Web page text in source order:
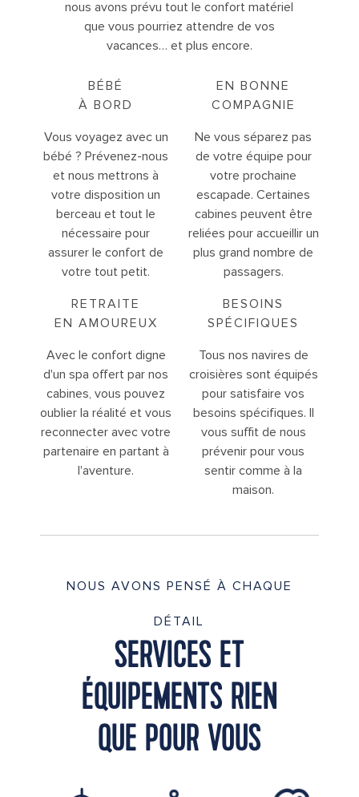
nous avons prévu tout le confort matériel
que vous pourriez attendre de vos
vacances… et plus encore.
BÉBÉ
À BORD
Vous voyagez avec un
bébé ? Prévenez-nous
et nous mettrons à
votre disposition un
berceau et tout le
nécessaire pour
assurer le confort de
votre tout petit.
EN BONNE
COMPAGNIE
Ne vous séparez pas
de votre équipe pour
votre prochaine
escapade. Certaines
cabines peuvent être
reliées pour accueillir un
plus grand nombre de
passagers.
RETRAITE
EN AMOUREUX
Avec le confort digne
d'un spa offert par nos
cabines, vous pouvez
oublier la réalité et vous
reconnecter avec votre
partenaire en partant à
l'aventure.
BESOINS
SPÉCIFIQUES
Tous nos navires de
croisières sont équipés
pour satisfaire vos
besoins spécifiques. Il
vous suffit de nous
prévenir pour vous
sentir comme à la
maison.
NOUS AVONS PENSÉ À CHAQUE
DÉTAIL
SERVICES ET
ÉQUIPEMENTS RIEN
QUE POUR VOUS